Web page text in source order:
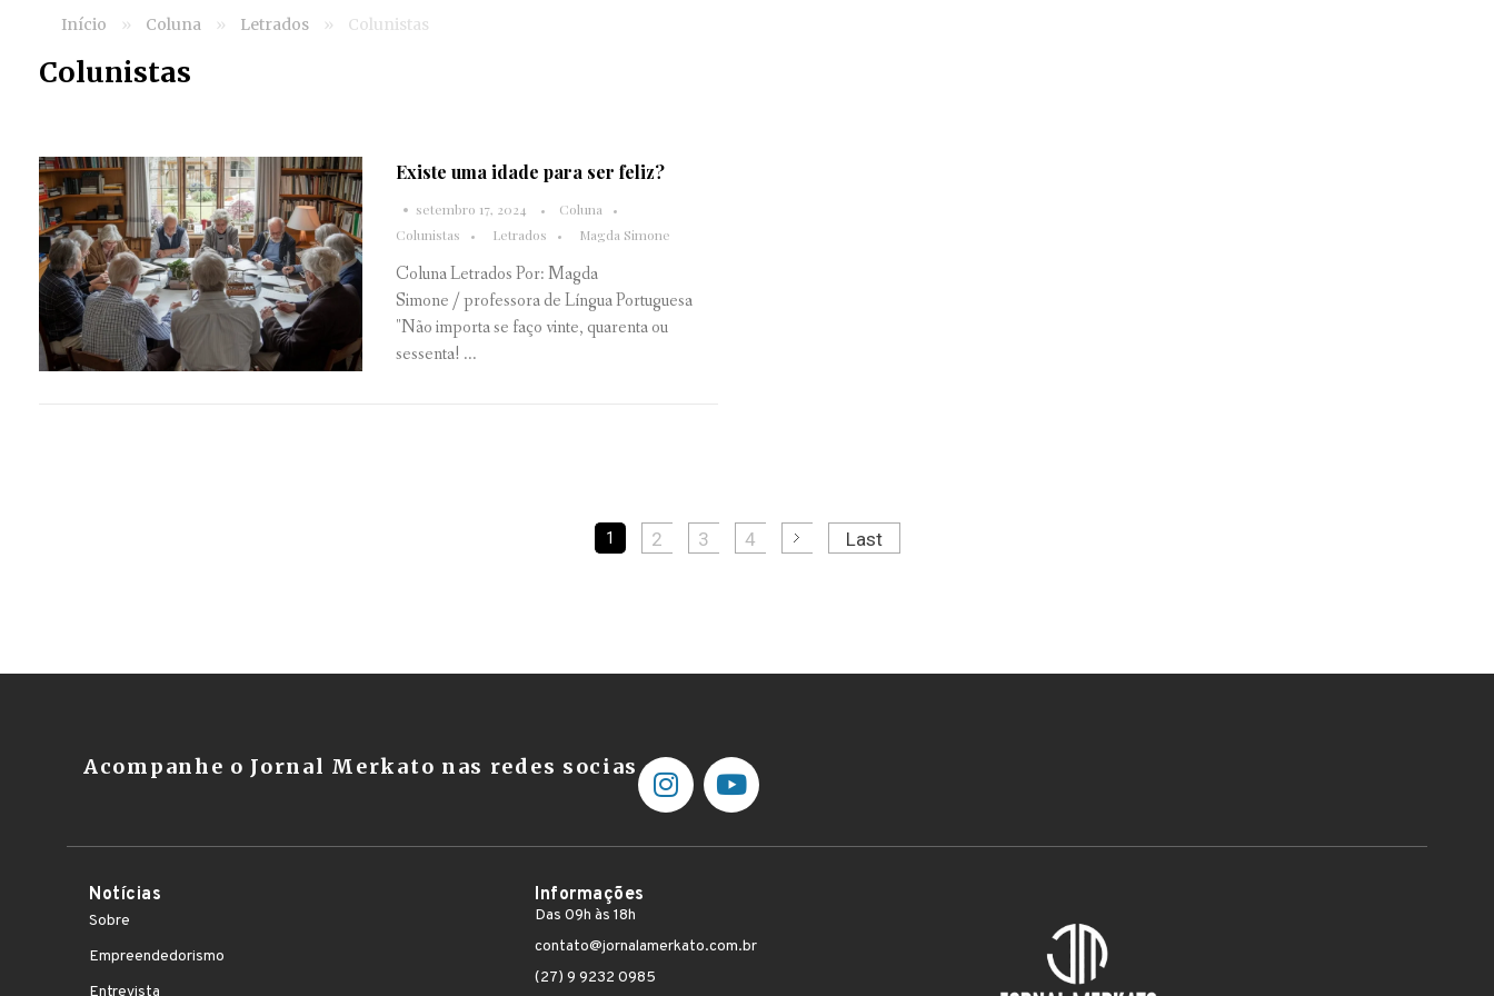
Início » Coluna » Letrados » Colunistas
Colunistas
Existe uma idade para ser feliz?
setembro 17, 2024
Coluna
Colunistas
Letrados Magda Simone
Coluna Letrados Por: Magda
Simone / professora de Língua Portuguesa
"Não importa se faço vinte, quarenta ou
sessenta! ...
1 2 3 4 Last
Acompanhe o Jornal Merkato nas redes socias
Notícias
Sobre
Empreendedorismo
Entrevista
Informações
Das 09h às 18h
contato@jornalamerkato.com.br
(27) 9 9232 0985